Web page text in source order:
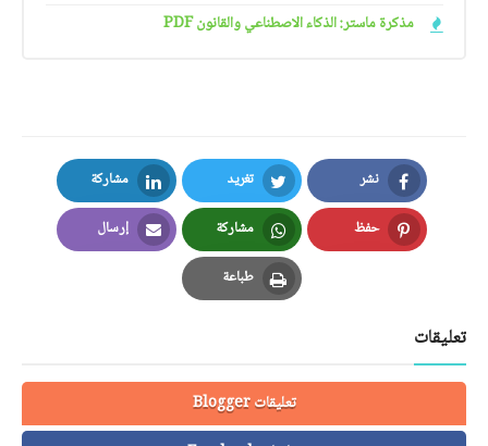
مذكرة ماستر: الذكاء الاصطناعي والقانون PDF
نشر
Facebook
تغريد
Twitter
مشاركة
LinkedIn
حفظ
Pinterest
مشاركة
Whatsapp
إرسال
Email
طباعة
Print
تعليقات
تعليقات Blogger